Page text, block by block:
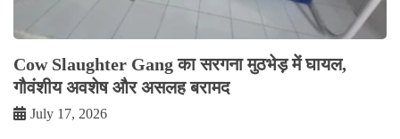
Cow Slaughter Gang का सरगना मुठभेड़ में घायल,
गौवंशीय अवशेष और असलह बरामद
July 17, 2026